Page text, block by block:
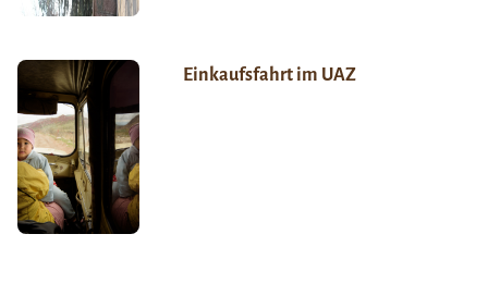
Einkaufsfahrt im UAZ